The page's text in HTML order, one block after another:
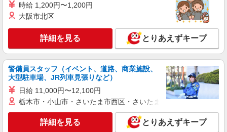
時給1100円 月収例：212、000円（月収例21日
実働）（残業・休日出勤手当て等が含まれていま
キープ 詳細を見る
派遣社員
株式会社テクノ・サービス/お仕事No/0892001
部品の検査、梱包
時給1200円 月収例：233、000円（月収例21日
実働残業代込）（残業・休日出勤手当て等が含ま
れています） 交通費全額支給
長野県佐久市 ＊車・バイク通勤OK
時給 1,200円〜1,200円
大阪市北区
詳細を見る とりあえずキープ
警備員スタッフ（イベント、道路、商業施設、
大型駐車場、JR列車見張りなど）
日給 11,000円〜12,100円
栃木市・小山市・さいたま市西区・さいたま市岩槻区・久喜市・
詳細を見る とりあえずキープ